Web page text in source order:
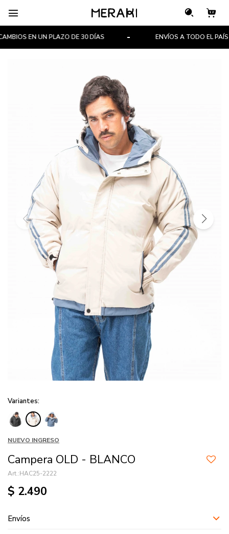

EN UN PLAZO DE 30 DÍAS ENVÍOS A TODO EL PAÍS
NUEVO INGRESO
Campera OLD - BLANCO
HAC25-2222
$ 2.490
Variantes:
Envíos